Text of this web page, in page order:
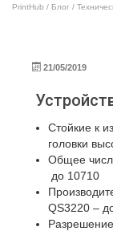
PrintHub / Блог /
21/05/2019
Стойкие к
головки
Общее
до 10710
QS3220 –